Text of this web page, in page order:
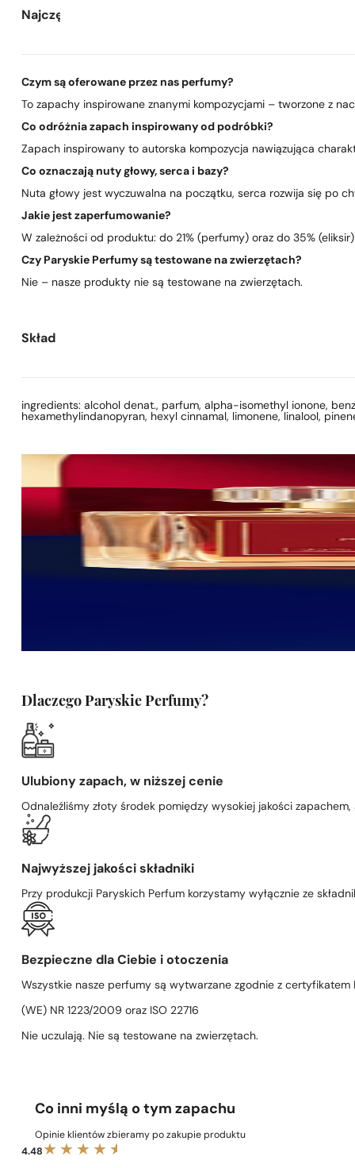
Najczęściej zadawane pytania
Czym są oferowane przez nas perfumy?
To zapachy inspirowane znanymi kompozycjami – tworzone z
Co odróżnia zapach inspirowany od podróbki?
Zapach inspirowany to autorska kompozycja nawiązująca
Co oznaczają nuty głowy, serca i bazy?
Nuta głowy jest wyczuwalna na początku, serca rozwija się po
Jakie jest zaperfumowanie?
W zależności od produktu: do 21% (perfumy) oraz do 35%
Czy Paryskie Perfumy są testowane na zwierzętach?
Nie – nasze produkty nie są testowane na zwierzętach.
Skład
ingredients: alcohol denat., parfum, alpha-isomethyl ionone,
hexamethylindanopyran, hexyl cinnamal, limonene, linalool,
Dlaczego Paryskie Perfumy?
Ulubiony zapach, w niższej cenie
Odnaleźliśmy złoty środek pomiędzy wysokiej jakości
Najwyższej jakości składniki
Przy produkcji Paryskich Perfum korzystamy wyłącznie ze
Bezpieczne dla Ciebie i otoczenia
Wszystkie nasze perfumy są wytwarzane zgodnie z certyfikatem
(WE) NR 1223/2009 oraz ISO 22716
Nie uczulają. Nie są testowane na zwierzętach.
Co inni myślą o tym zapachu
Opinie klientów zbieramy po zakupie produktu
4.48